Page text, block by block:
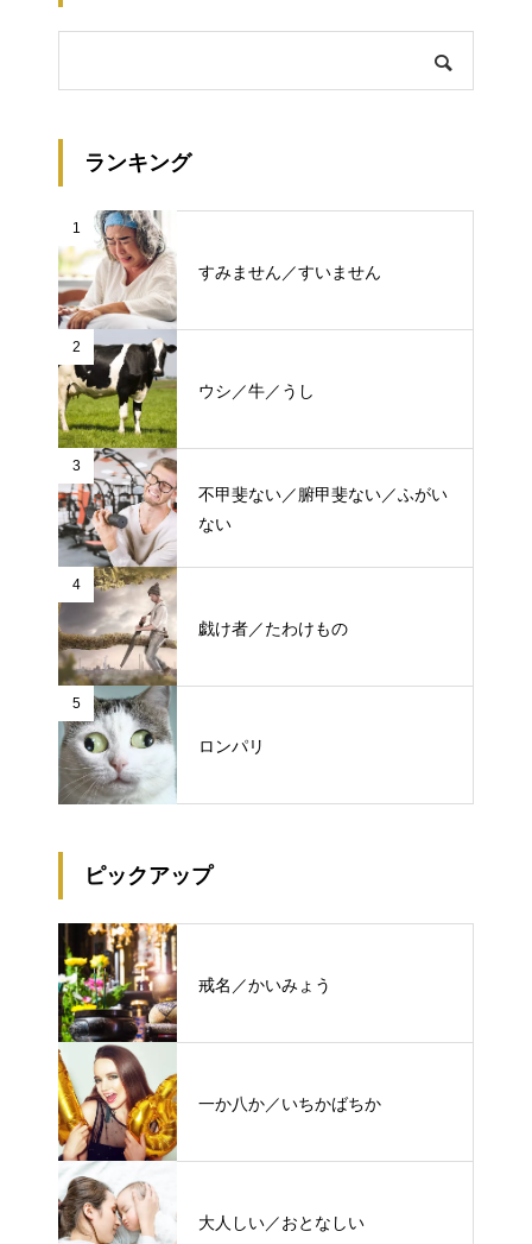
ランキング
1
すみません／すいません
2
ウシ／牛／うし
3
不甲斐ない／腑甲斐ない／ふがい
ない
4
戯け者／たわけもの
5
ロンパリ
ピックアップ
戒名／かいみょう
一か八か／いちかばちか
大人しい／おとなしい